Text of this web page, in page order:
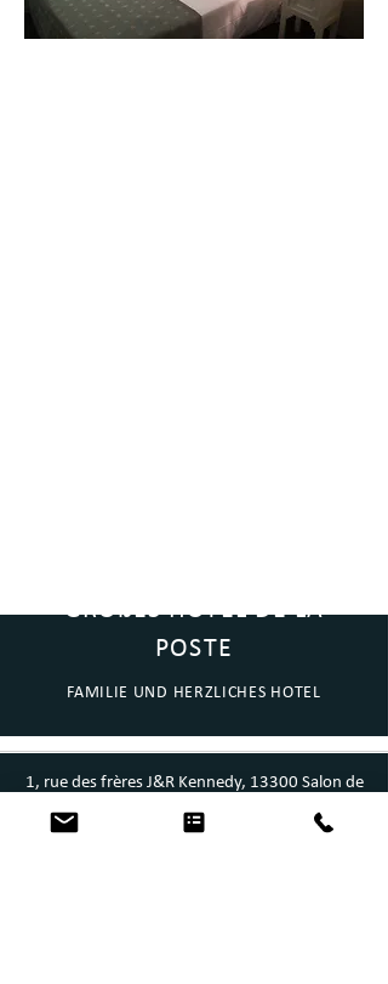
GROßES HOTEL DE LA
POSTE
FAMILIE UND HERZLICHES HOTEL
1, rue des frères J&R Kennedy, 13300 Salon de
Provence